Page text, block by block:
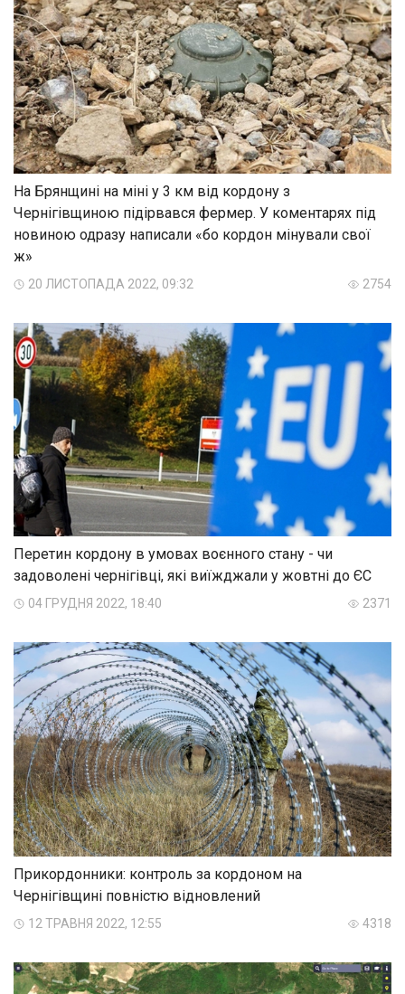
На Брянщині на міні у 3 км від кордону з
Чернігівщиною підірвався фермер. У коментарях під
новиною одразу написали «бо кордон мінували свої
ж»
20 ЛИСТОПАДА 2022, 09:32 2754
Перетин кордону в умовах воєнного стану - чи
задоволені чернігівці, які виїжджали у жовтні до ЄС
04 ГРУДНЯ 2022, 18:40 2371
Прикордонники: контроль за кордоном на
Чернігівщині повністю відновлений
12 ТРАВНЯ 2022, 12:55 4318